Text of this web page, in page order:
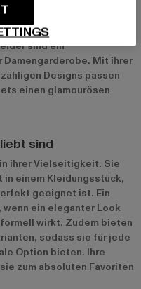
schick und leger. Ob
elegante
sind ein
Mit ihrer
Designs passen
einen glamourösen
sind
ihrer Vielseitigkeit. Sie
in einem Kleidungsstück,
geeignet ist. Ein
ein eleganter Look
wirkt. Zudem bieten
sodass sie für jede
Option bieten. Ihre
zum absoluten Favoriten